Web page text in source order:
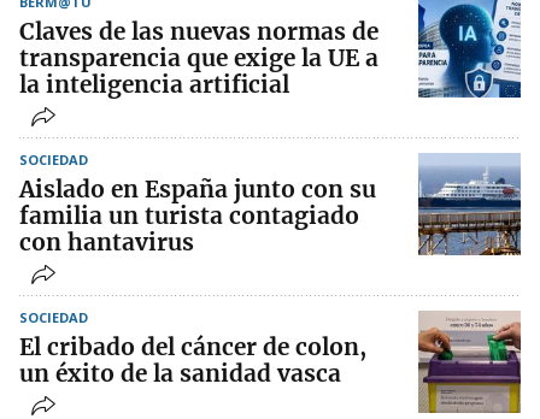
Claves de las nuevas normas de
transparencia que exige la UE a
la inteligencia artificial
SOCIEDAD
Aislado en España junto con su
familia un turista contagiado
con hantavirus
SOCIEDAD
El cribado del cáncer de colon,
un éxito de la sanidad vasca